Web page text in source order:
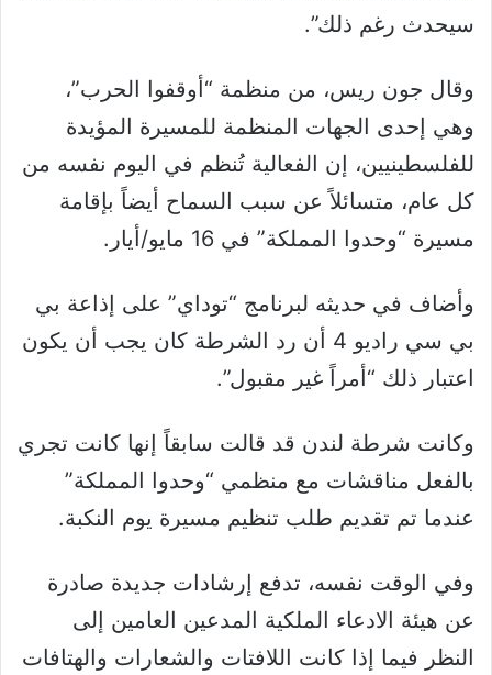
سيحدث رغم ذلك”.
وقال جون ريس، من منظمة “أوقفوا الحرب”،
وهي إحدى الجهات المنظمة للمسيرة المؤيدة
للفلسطينيين، إن الفعالية تُنظم في اليوم نفسه من
كل عام، متسائلاً عن سبب السماح أيضاً بإقامة
مسيرة “وحدوا المملكة” في 16 مايو/أيار.
وأضاف في حديثه لبرنامج “توداي” على إذاعة بي
بي سي راديو 4 أن رد الشرطة كان يجب أن يكون
اعتبار ذلك “أمراً غير مقبول”.
وكانت شرطة لندن قد قالت سابقاً إنها كانت تجري
بالفعل مناقشات مع منظمي “وحدوا المملكة”
عندما تم تقديم طلب تنظيم مسيرة يوم النكبة.
وفي الوقت نفسه، تدفع إرشادات جديدة صادرة
عن هيئة الادعاء الملكية المدعين العامين إلى
النظر فيما إذا كانت اللافتات والشعارات والهتافات